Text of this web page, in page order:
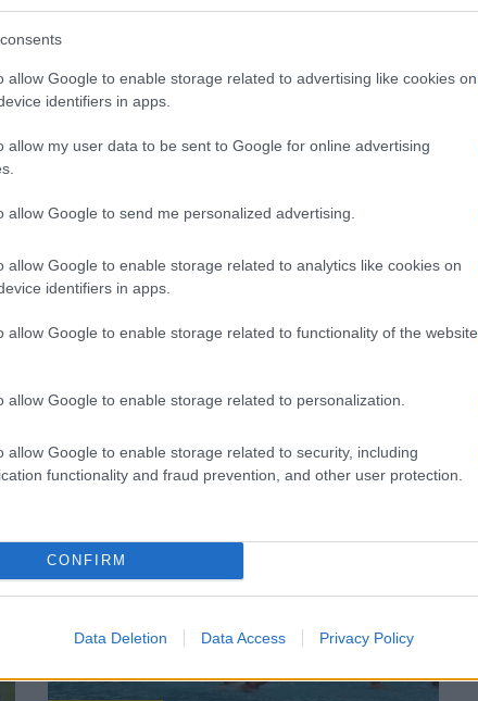
allow Google to enable storage related to advertising like cookies on
identifiers in apps.
allow my user data to be sent to Google for online advertising
allow Google to send me personalized advertising.
allow Google to enable storage related to analytics like cookies on
identifiers in apps.
allow Google to enable storage related to functionality of the website
allow Google to enable storage related to personalization.
allow Google to enable storage related to security, including
functionality and fraud prevention, and other user protection.
CONFIRM
Data Deletion Data Access Privacy Policy
μας στο
μετάλλιο για τη Μητροπούλου στο μήκος
7/08/2026 - 10:00πμ